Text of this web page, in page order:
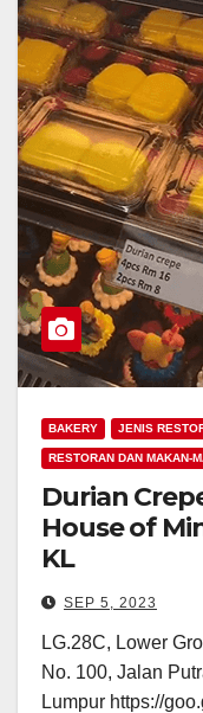
BAKERY JENIS
RESTORAN DAN MAKAN-
Durian
House of
KL
SEP 5, 2023
LG.28C, Lower
No. 100, Jalan
Lumpur https://